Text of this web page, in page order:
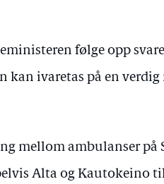
følge opp
kan ivaretas på en verdig
mellom ambulanser på
Alta og Kautokeino